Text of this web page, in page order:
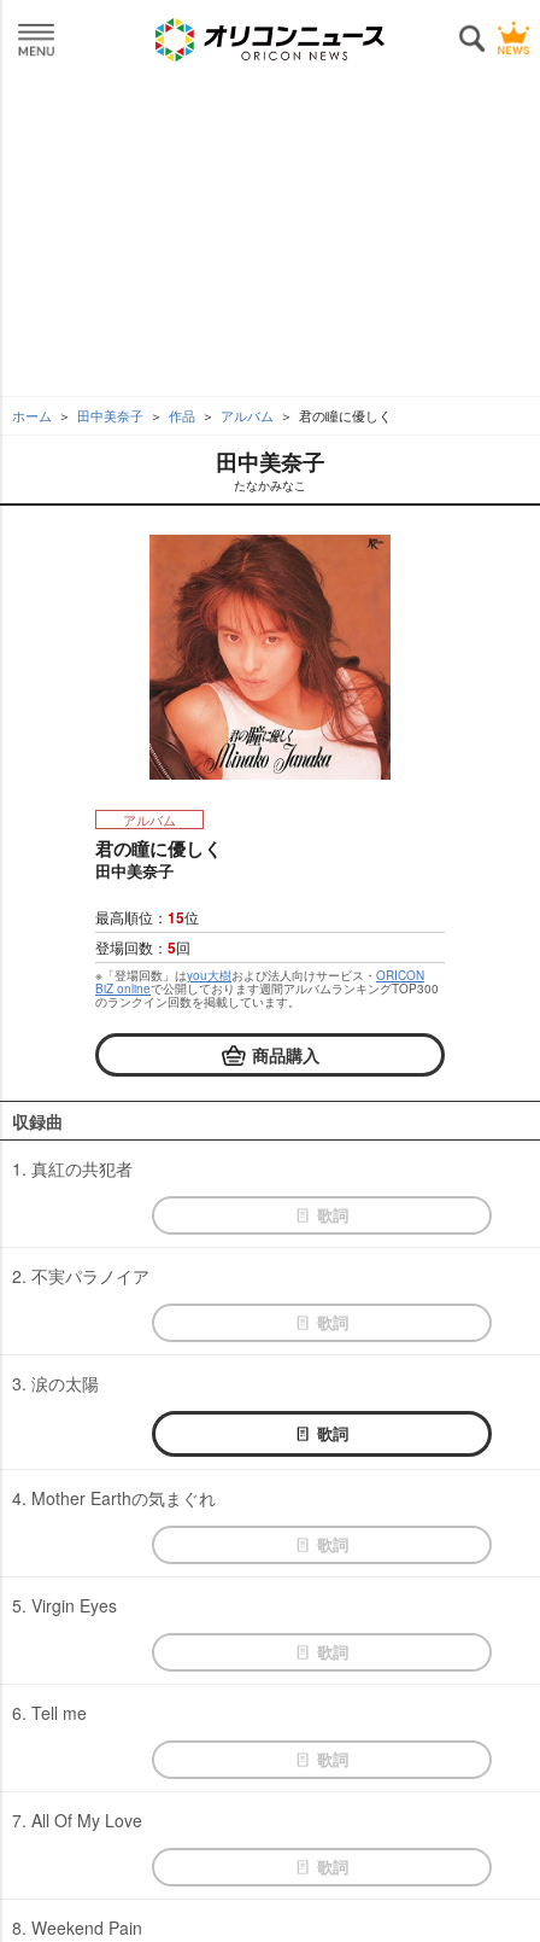
ホーム 田中美奈子 作品 アルバム 君の瞳に優しく
田中美奈子
たなかみなこ
アルバム
君の瞳に優しく
田中美奈子
最高順位： 15位
登場回数： 5回
※「登場回数」はyou大樹および法人向けサービス・ ORICON
BiZ onlineで公開しております週間アルバムランキングTOP300
のランクイン回数を掲載しています。
商品購入
収録曲
1. 真紅の共犯者
歌詞
2. 不実パラノイア
歌詞
3. 涙の太陽
歌詞
4. Mother Earthの気まぐれ
歌詞
5. Virgin Eyes
歌詞
6. Tell me
歌詞
7. All Of My Love
歌詞
8. Weekend Pain